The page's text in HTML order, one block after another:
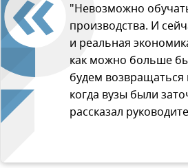
"Невозможно
производства. И
и реальная
как можно больше
будем возвращаться
когда вузы были
рассказал